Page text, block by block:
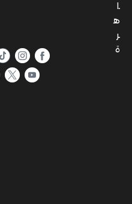
ا
ه
ر
ة